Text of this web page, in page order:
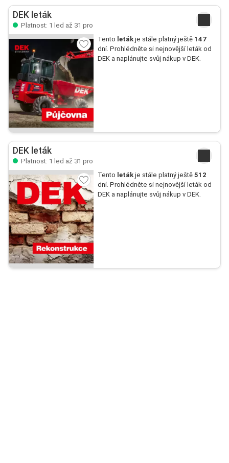
DEK leták
Platnost: 1 led až 31 pro
Tento letákje stále platný ještě 147
dní. Prohlédněte si nejnovější leták od
DEK a naplánujte svůj nákup v DEK.
DEK leták
Platnost: 1 led až 31 pro
Tento letákje stále platný ještě 512
dní. Prohlédněte si nejnovější leták od
DEK a naplánujte svůj nákup v DEK.